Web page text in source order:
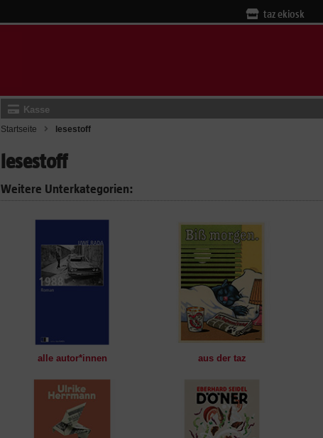
taz ekiosk
Kasse
Startseite lesestoff
lesestoff
Weitere Unterkategorien:
alle autor*innen aus der taz